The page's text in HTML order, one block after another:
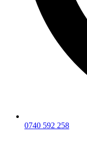
0740 592 258